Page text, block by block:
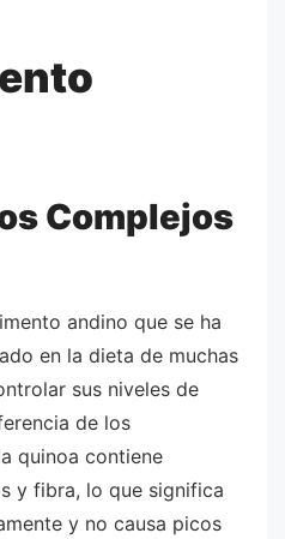
Complejos
andino que se ha
en la dieta de muchas
sus niveles de
de los
quinoa contiene
y fibra, lo que significa
y no causa picos